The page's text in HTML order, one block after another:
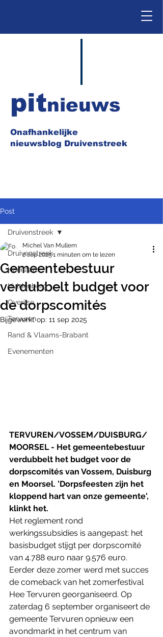
Onafhankelijke
nieuwsblog Druivenstreek
pitnieuws
Post
Druivenstreek
Hoeilaart
Huldenberg
Overijse
Tervuren
Rand & Vlaams-Brabant
Evenementen
Druivenstreek
Gemeentebestuur
verdubbelt budget voor
de dorpscomités
Michel Van Mullem
2 sep 20251 minuten om te lezen
Bijgewerkt op: 11 sep 2025
TERVUREN/VOSSEM/DUISBURG/
MOORSEL - Het gemeentebestuur
verdubbelt het budget voor de
dorpscomités van Vossem, Duisburg
en Moorsel. 'Dorpsfeesten zijn het
kloppend hart van onze gemeente',
klinkt het.
Het reglement rond
werkingssubsidies is aangepast: het
basisbudget stijgt per dorpscomité
van 4.788 euro naar 9.576 euro.
Eerder deze zomer werd met succes
de comeback van het zomerfestival
Hee Tervuren georganiseerd. Op
zaterdag 6 september organiseert de
gemeente Tervuren opnieuw een
avondmarkt in het centrum van